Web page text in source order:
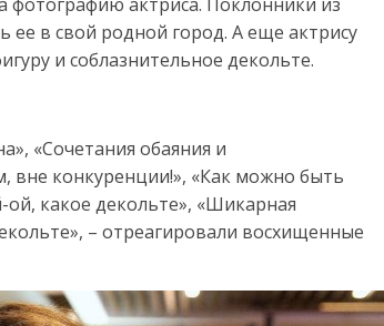
ее в свой родной город. А еще актрису
и соблазнительное декольте.
«Сочетания обаяния и
вне конкуренции!», «Как можно быть
какое декольте», «Шикарная
– отреагировали восхищенные